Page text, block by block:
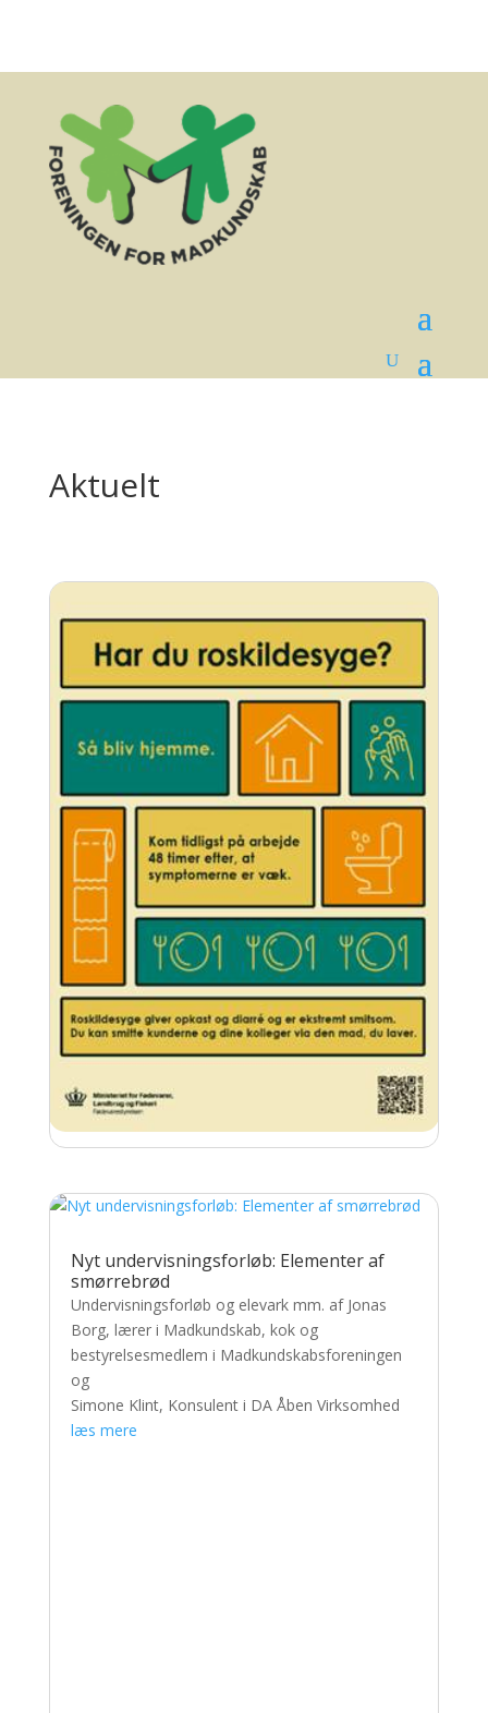
Aktuelt
Fødevarestyrelsen sætter nu med en plakat og
en infoside fokus på, hvordan madprofessionelle
(roskildesyge) via maden.
læs mere
Nyt undervisningsforløb: Elementer af
smørrebrød
Undervisningsforløb og elevark mm. af Jonas
Borg, lærer i Madkundskab, kok og
bestyrelsesmedlem i Madkundskabsforeningen
og
Simone Klint, Konsulent i DA Åben Virksomhed
læs mere